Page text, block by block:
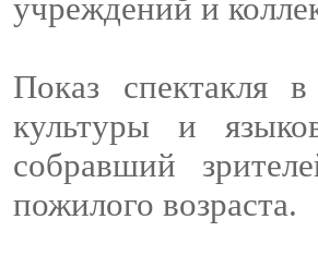
учреждений и
Показ спектакля
культуры и
собравший
пожилого возраста.